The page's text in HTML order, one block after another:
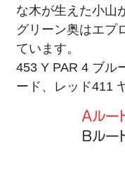
な木が生えた小山
グリーン奥はエプ
ています。
453 Y PAR 4 ブル
ード、レッド411